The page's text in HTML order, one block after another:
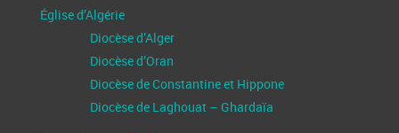
Église d’Algérie
Diocèse d’Alger
Diocèse d’Oran
Diocèse de Constantine et Hippone
Diocèse de Laghouat – Ghardaïa